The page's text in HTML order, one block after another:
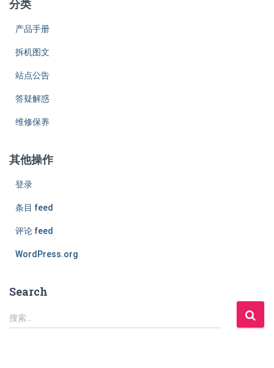
分类
产品手册
拆机图文
站点公告
答疑解惑
维修保养
其他操作
登录
条目 feed
评论 feed
WordPress.org
Search
搜
索
搜索…